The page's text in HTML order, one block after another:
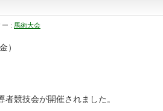
ー : 馬術大会
）
競技会が開催されました。